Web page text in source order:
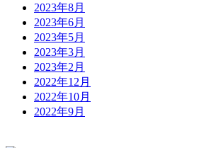
2023年8月
2023年6月
2023年5月
2023年3月
2023年2月
2022年12月
2022年10月
2022年9月